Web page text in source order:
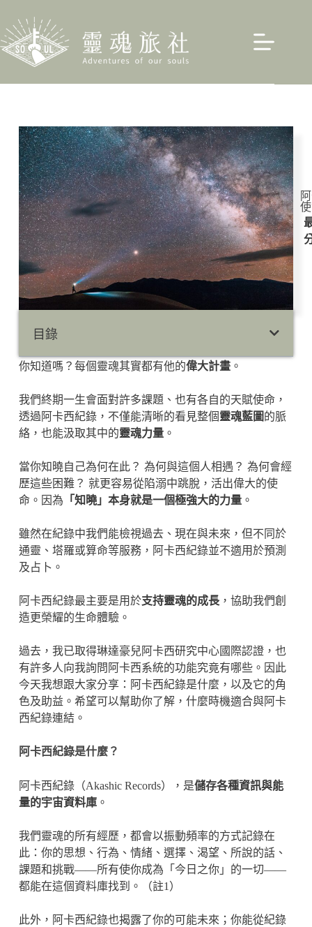
目錄
你知道嗎？每個靈魂其實都有他的偉大計畫。
我們終期一生會面對許多課題、也有各自的天賦使命，
透過阿卡西紀錄，不僅能清晰的看見整個靈魂藍圖的脈
絡，也能汲取其中的靈魂力量。
當你知曉自己為何在此？ 為何與這個人相遇？ 為何會經
歷這些困難？ 就更容易從陷溺中跳脫，活出偉大的使
命。因為 「知曉」本身就是一個極強大的力量。
雖然在紀錄中我們能檢視過去、現在與未來，但不同於
通靈、塔羅或算命等服務，阿卡西紀錄並不適用於預測
及占卜。
阿卡西紀錄最主要是用於支持靈魂的成長，協助我們創
造更榮耀的生命體驗。
過去，我已取得琳達豪兒阿卡西研究中心國際認證，也
有許多人向我詢問阿卡西系統的功能究竟有哪些。因此
今天我想跟大家分享：阿卡西紀錄是什麼，以及它的角
色及助益。希望可以幫助你了解，什麼時機適合與阿卡
西紀錄連結。
阿卡西紀錄是什麼？
阿卡西紀錄（Akashic Records），是儲存各種資訊與能
量的宇宙資料庫。
我們靈魂的所有經歷，都會以振動頻率的方式記錄在
此：你的思想、行為、情緒、選擇、渴望、所說的話、
課題和挑戰——所有使你成為「今日之你」的一切——
都能在這個資料庫找到。​（註1）
此外，阿卡西紀錄也揭露了你的可能未來；你能從紀錄